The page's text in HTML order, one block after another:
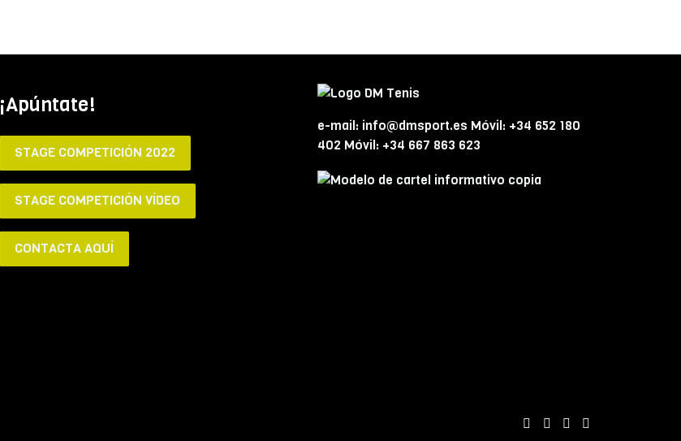
¡Apúntate!
STAGE COMPETICIÓN 2022
STAGE COMPETICIÓN VÍDEO
CONTACTA AQUÍ
e-mail: info@dmsport.es Móvil: +34 652 180
402 Móvil: +34 667 863 623